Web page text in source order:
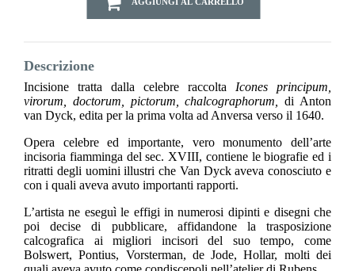
Descrizione
Incisione tratta dalla celebre raccolta Icones principum,
virorum, doctorum, pictorum, chalcographorum,di Anton
van Dyck, edita per la prima volta ad Anversa verso il 1640.
Opera celebre ed importante, vero monumento dell’arte
incisoria fiamminga del sec. XVIII, contiene le biografie ed i
ritratti degli uomini illustri che Van Dyck aveva conosciuto e
con i quali aveva avuto importanti rapporti.
L’artista ne eseguì le effigi in numerosi dipinti e disegni che
poi decise di pubblicare, affidandone la trasposizione
calcografica ai migliori incisori del suo tempo, come
Bolswert, Pontius, Vorsterman, de Jode, Hollar, molti dei